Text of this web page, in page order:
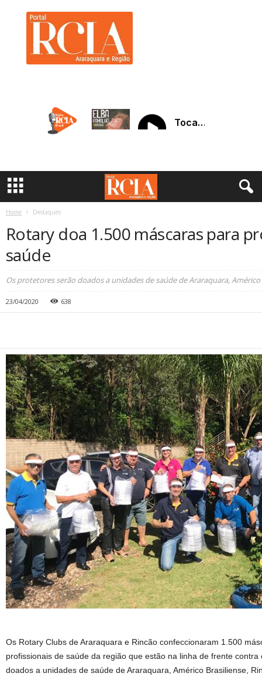
a
Home Destaques
Rotary doa 1.500 máscaras para
saúde
Os protetores serão doados a unidades de saúde de Araraquara,
23/04/2020 638
Os Rotary Clubs de Araraquara e Rincão confeccionaram 1.500
profissionais de saúde da região que estão na linha de frente
doados a unidades de saúde de Araraquara, Américo Brasiliense,